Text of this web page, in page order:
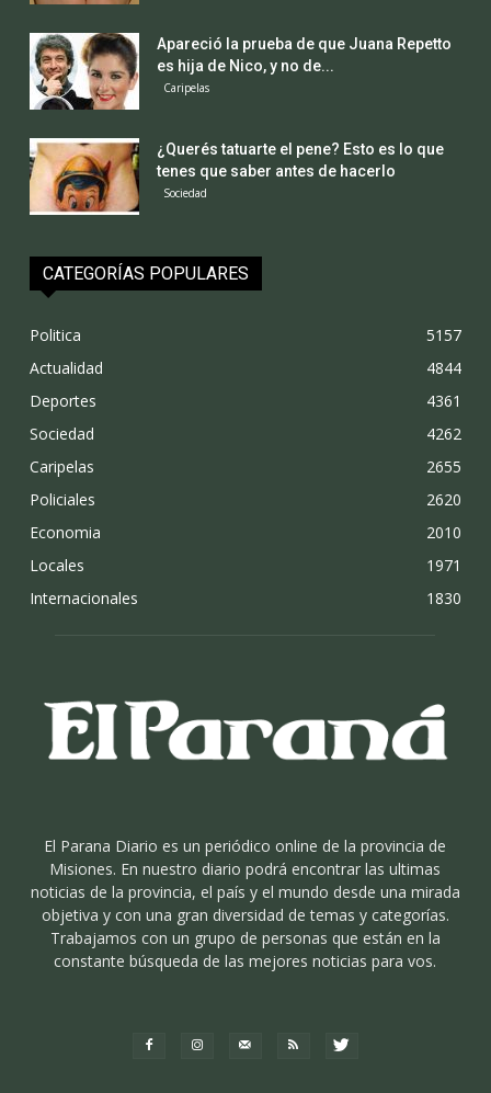
Apareció la prueba de que Juana Repetto
es hija de Nico, y no de...
Caripelas
¿Querés tatuarte el pene? Esto es lo que
tenes que saber antes de hacerlo
Sociedad
CATEGORÍAS POPULARES
Politica
5157
Actualidad
4844
Deportes
4361
Sociedad
4262
Caripelas
2655
Policiales
2620
Economia
2010
Locales
1971
Internacionales
1830
El Parana Diario es un periódico online de la provincia de
Misiones. En nuestro diario podrá encontrar las ultimas
noticias de la provincia, el país y el mundo desde una mirada
objetiva y con una gran diversidad de temas y categorías.
Trabajamos con un grupo de personas que están en la
constante búsqueda de las mejores noticias para vos.